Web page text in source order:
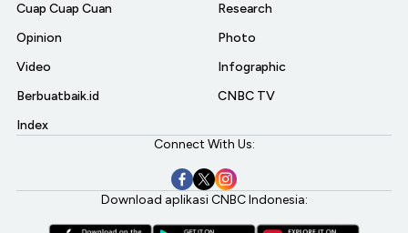
Cuap Cuap Cuan
Opinion
Video
Berbuatbaik.id
Index
Research
Photo
Infographic
CNBC TV
Connect With Us:
Download aplikasi CNBC Indonesia: